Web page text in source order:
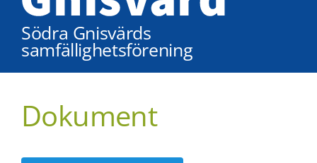
Södra Gnisvärds
samfällighetsförening
Dokument